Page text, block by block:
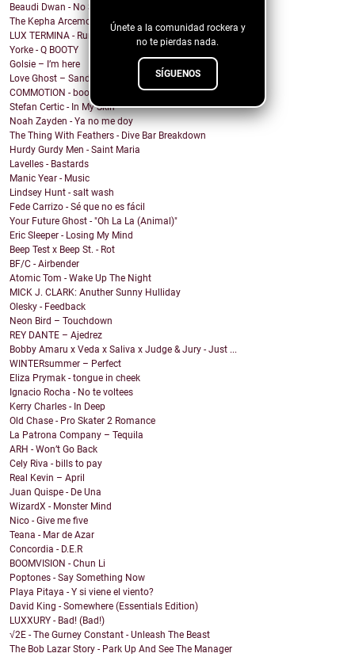
Únete a la comunidad rockera y
no te pierdas nada.
SÍGUENOS
Beaudi Dwan - No Sense To Me
The Kepha Arcemont Experiment - Southern Boy
LUX TERMINA - Run Rabbit Run
Yorke - Q BOOTY
Golsie – I’m here
Love Ghost – Sandcastles
COMMOTION - booty calls (rewind remix)
Stefan Certic - In My Skin
Noah Zayden - Ya no me doy
The Thing With Feathers - Dive Bar Breakdown
Hurdy Gurdy Men - Saint Maria
Lavelles - Bastards
Manic Year - Music
Lindsey Hunt - salt wash
Fede Carrizo - Sé que no es fácil
Your Future Ghost - "Oh La La (Animal)"
Eric Sleeper - Losing My Mind
Beep Test x Beep St. - Rot
BF/C - Airbender
Atomic Tom - Wake Up The Night
MICK J. CLARK: Anuther Sunny Hulliday
Olesky - Feedback
Neon Bird – Touchdown
REY DANTE – Ajedrez
Bobby Amaru x Veda x Saliva x Judge & Jury - Just ...
WINTERsummer – Perfect
Eliza Prymak - tongue in cheek
Ignacio Rocha - No te voltees
Kerry Charles - In Deep
Old Chase - Pro Skater 2 Romance
La Patrona Company – Tequila
ARH - Won’t Go Back
Cely Riva - bills to pay
Real Kevin – April
Juan Quispe - De Una
WizardX - Monster Mind
Nico - Give me five
Teana - Mar de Azar
Concordia - D.E.R
BOOMVISION - Chun Li
Poptones - Say Something Now
Playa Pitaya - Y si viene el viento?
David King - Somewhere (Essentials Edition)
LUXXURY - Bad! (Bad!)
√2E - The Gurney Constant - Unleash The Beast
The Bob Lazar Story - Park Up And See The Manager